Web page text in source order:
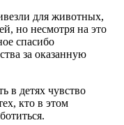
для животных,
но несмотря на это
спасибо
за оказанную
в детях чувство
кто в этом